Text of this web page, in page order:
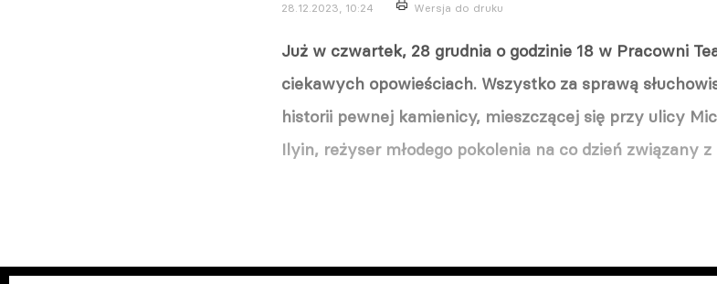
28.12.2023, 10:24 Wersja do druku
Już w czwartek, 28 grudnia o godzinie 18 w Pracowni
ciekawych opowieściach. Wszystko za sprawą
historii pewnej kamienicy, mieszczącej się przy ulicy
Ilyin, reżyser młodego pokolenia na co dzień związany z